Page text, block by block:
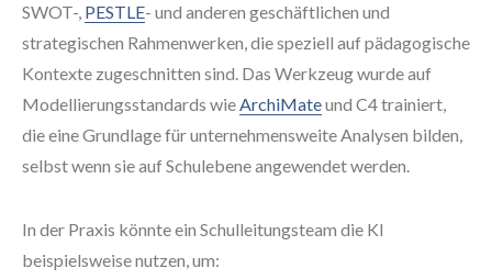
SWOT-, PESTLE- und anderen geschäftlichen und
strategischen Rahmenwerken, die speziell auf pädagogische
Kontexte zugeschnitten sind. Das Werkzeug wurde auf
Modellierungsstandards wieArchiMateund C4 trainiert,
die eine Grundlage für unternehmensweite Analysen bilden,
selbst wenn sie auf Schulebene angewendet werden.
In der Praxis könnte ein Schulleitungsteam die KI
beispielsweise nutzen, um: